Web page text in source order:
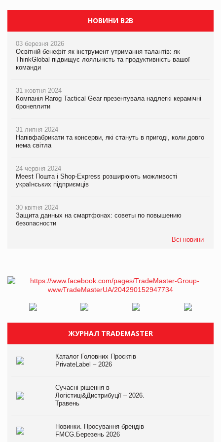
НОВИНИ B2B
03 березня 2026
Освітній бенефіт як інструмент утримання талантів: як
ThinkGlobal підвищує лояльність та продуктивність вашої
команди
31 жовтня 2024
Компанія Rarog Tactical Gear презентувала надлегкі керамічні
бронеплити
31 липня 2024
Напівфабрикати та консерви, які стануть в пригоді, коли довго
нема світла
24 червня 2024
Meest Пошта і Shop-Express розширюють можливості
українських підприємців
30 квітня 2024
Защита данных на смартфонах: советы по повышению
безопасности
Всі новини
ЖУРНАЛ TRADEMASTER
Каталог Головних Проєктів
PrivateLabel – 2026
Сучасні рішення в
Логістиці&Дистрибуції – 2026.
Травень
Новинки. Просування брендів
FMCG.Березень 2026